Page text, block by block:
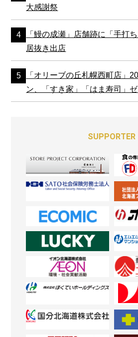
大感謝祭
「鰻の成瀬」店舗跡に「手打
居抜き出店
「オリーブの丘札幌西町店」
ン、「すき家」「はま寿司」
SUPPORTER